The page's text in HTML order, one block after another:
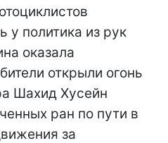
у политика из рук
оказала
открыли огонь
Шахид Хусейн
ран по пути в
за